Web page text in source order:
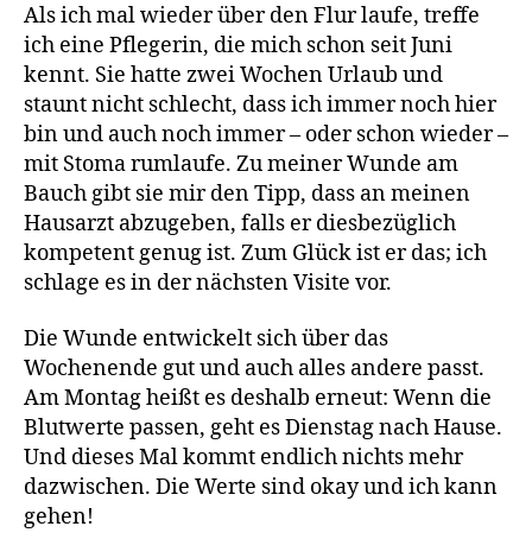
Als ich mal wieder über den Flur laufe, treffe
ich eine Pflegerin, die mich schon seit Juni
kennt. Sie hatte zwei Wochen Urlaub und
staunt nicht schlecht, dass ich immer noch hier
bin und auch noch immer – oder schon wieder –
mit Stoma rumlaufe. Zu meiner Wunde am
Bauch gibt sie mir den Tipp, dass an meinen
Hausarzt abzugeben, falls er diesbezüglich
kompetent genug ist. Zum Glück ist er das; ich
schlage es in der nächsten Visite vor.
Die Wunde entwickelt sich über das
Wochenende gut und auch alles andere passt.
Am Montag heißt es deshalb erneut: Wenn die
Blutwerte passen, geht es Dienstag nach Hause.
Und dieses Mal kommt endlich nichts mehr
dazwischen. Die Werte sind okay und ich kann
gehen!